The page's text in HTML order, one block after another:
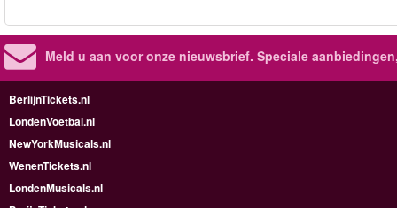
Meld u aan voor onze nieuwsbrief. Speciale
BerlijnTickets.nl
LondenVoetbal.nl
NewYorkMusicals.nl
WenenTickets.nl
LondenMusicals.nl